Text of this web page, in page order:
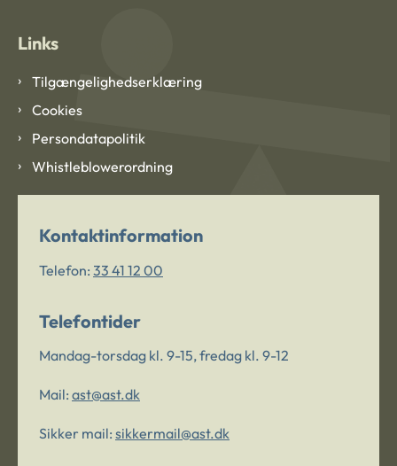
Links
Tilgængelighedserklæring
Cookies
Persondatapolitik
Whistleblowerordning
Kontaktinformation
Telefon: 33 41 12 00
Telefontider
Mandag-torsdag kl. 9-15, fredag kl. 9-12
Mail: ast@ast.dk
Sikker mail: sikkermail@ast.dk